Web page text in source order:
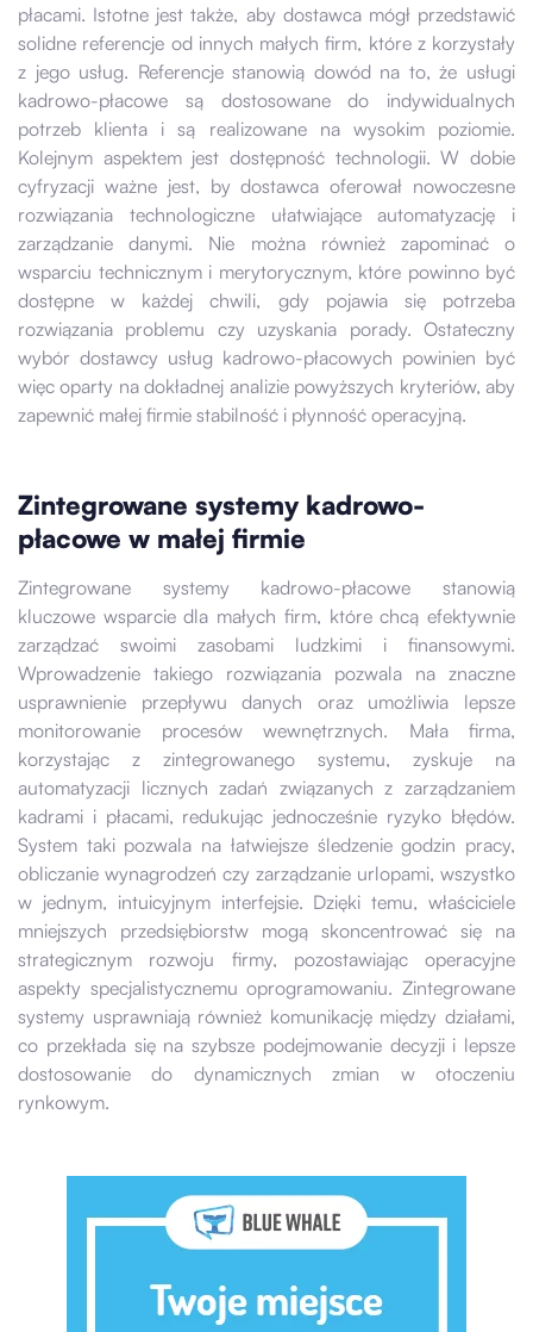
płacami. Istotne jest także, aby dostawca mógł przedstawić
solidne referencje od innych małych firm, które z korzystały
z jego usług. Referencje stanowią dowód na to, że usługi
kadrowo-płacowe są dostosowane do indywidualnych
potrzeb klienta i są realizowane na wysokim poziomie.
Kolejnym aspektem jest dostępność technologii. W dobie
cyfryzacji ważne jest, by dostawca oferował nowoczesne
rozwiązania technologiczne ułatwiające automatyzację i
zarządzanie danymi. Nie można również zapominać o
wsparciu technicznym i merytorycznym, które powinno być
dostępne w każdej chwili, gdy pojawia się potrzeba
rozwiązania problemu czy uzyskania porady. Ostateczny
wybór dostawcy usług kadrowo-płacowych powinien być
więc oparty na dokładnej analizie powyższych kryteriów, aby
zapewnić małej firmie stabilność i płynność operacyjną.
Zintegrowane systemy kadrowo-
płacowe w małej firmie
Zintegrowane systemy kadrowo-płacowe stanowią
kluczowe wsparcie dla małych firm, które chcą efektywnie
zarządzać swoimi zasobami ludzkimi i finansowymi.
Wprowadzenie takiego rozwiązania pozwala na znaczne
usprawnienie przepływu danych oraz umożliwia lepsze
monitorowanie procesów wewnętrznych. Mała firma,
korzystając z zintegrowanego systemu, zyskuje na
automatyzacji licznych zadań związanych z zarządzaniem
kadrami i płacami, redukując jednocześnie ryzyko błędów.
System taki pozwala na łatwiejsze śledzenie godzin pracy,
obliczanie wynagrodzeń czy zarządzanie urlopami, wszystko
w jednym, intuicyjnym interfejsie. Dzięki temu, właściciele
mniejszych przedsiębiorstw mogą skoncentrować się na
strategicznym rozwoju firmy, pozostawiając operacyjne
aspekty specjalistycznemu oprogramowaniu. Zintegrowane
systemy usprawniają również komunikację między działami,
co przekłada się na szybsze podejmowanie decyzji i lepsze
dostosowanie do dynamicznych zmian w otoczeniu
rynkowym.